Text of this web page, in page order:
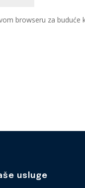
browseru za buduće
usluge